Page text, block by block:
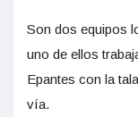
Son dos equipos
uno de ellos
Epantes con la
vía.